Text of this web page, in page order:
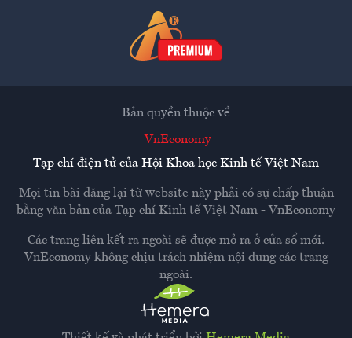
Bản quyền thuộc về
VnEconomy
Tạp chí điện tử của Hội Khoa học Kinh tế Việt Nam
Mọi tin bài đăng lại từ website này phải có sự chấp thuận
bằng văn bản của Tạp chí Kinh tế Việt Nam - VnEconomy
Các trang liên kết ra ngoài sẽ được mở ra ở cửa sổ mới.
VnEconomy không chịu trách nhiệm nội dung các trang
ngoài.